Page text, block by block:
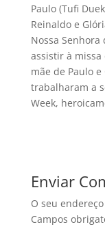
Paulo (Tufi
Reinaldo e
Nossa
assistir à
mãe de Paulo
trabalharam a
Week,
Enviar
O seu
Campos